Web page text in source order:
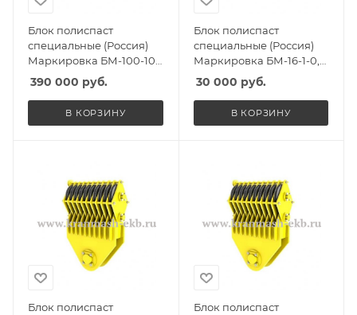
Блок полиспаст
специальные (Россия)
Маркировка БМ-100-10-
ССО, Масса 1850кг,
Количество роликов 10,
Г/п 60т
390 000 руб.
В КОРЗИНУ
Блок полиспаст
специальные (Россия)
Маркировка БМ-16-1-0,
Масса 120кг, Количество
роликов 1, Г/п 12,5т
30 000 руб.
В КОРЗИНУ
Блок полиспаст
Блок полиспаст